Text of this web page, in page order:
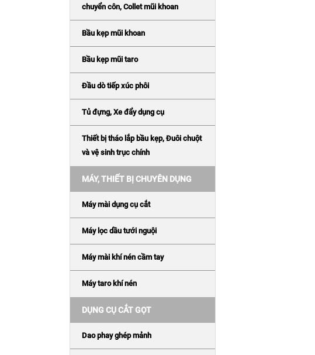
chuyển côn, Collet mũi khoan
Bầu kẹp mũi khoan
Bầu kẹp mũi taro
Đầu dò tiếp xúc phôi
Tủ đựng, Xe đẩy dụng cụ
Thiết bị tháo lắp bầu kẹp, Đuôi chuột
và vệ sinh trục chính
MÁY, THIẾT BỊ CHUYÊN DỤNG
Máy mài dụng cụ cắt
Máy lọc dầu tưới nguội
Máy mài khí nén cầm tay
Máy taro khí nén
DỤNG CỤ CẮT GỌT
Dao phay ghép mảnh